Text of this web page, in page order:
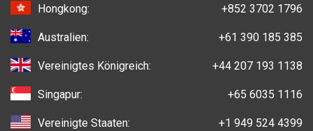
Hongkong:
+852 3702 1796
Australien: +61 390 185 385
Vereinigtes Königreich: +44 207 193 1138
Singapur: +65 6035 1116
Vereinigte Staaten: +1 949 524 4399